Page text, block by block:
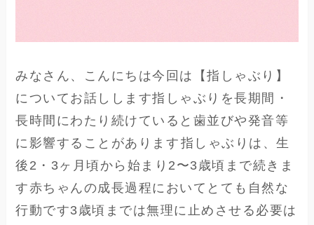
みなさん、こんにちは今回は【指しゃぶり】
についてお話しします指しゃぶりを長期間・
長時間にわたり続けていると歯並びや発音等
に影響することがあります⁡指しゃぶりは、生
後2・3ヶ月頃から始まり2〜3歳頃まで続きま
す️赤ちゃんの成長過程においてとても自然な
行動です3歳頃までは無理に止めさせる必要は